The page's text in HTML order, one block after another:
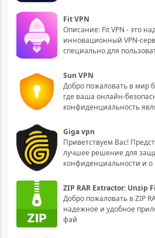
Fit VPN
Описание: Fit VPN - это надежный и
инновационный VPN-
специально для
Sun VPN
Добро пожаловать в мир
где ваша онлайн-
конфиденциальность
Giga vpn
Приветствуем Вас!
лучшее решение для
конфиденциальности и о
ZIP RAR Extractor: Unzip
Добро пожаловать в ZIP
надежное и удобное
фай